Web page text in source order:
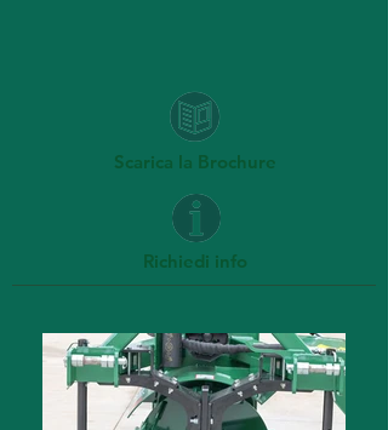
Scarica la Brochure
Richiedi info